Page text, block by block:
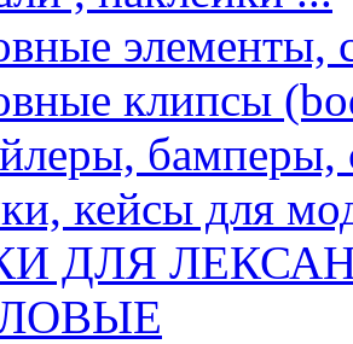
элементы,
клипсы
бамперы,
кейсы для
ДЛЯ